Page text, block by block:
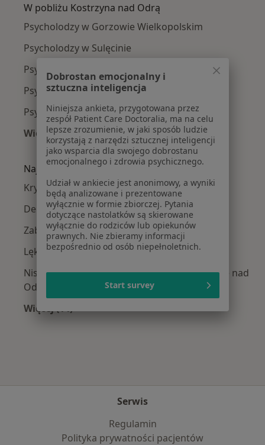
W pobliżu Kostrzyna nad Odrą
Psycholodzy w Gorzowie Wielkopolskim
Psycholodzy w Sulęcinie
Psycholodzy w Dębnie
Psycholodzy w Ośnie Lubuskiym
Psycholodzy w Rzepinie
Więcej (2)
Więcej w kategorii: W pobliżu Kostrzyna nad
Najczęście leczone choroby
Kryzys emocjonalny w Kostrzynie nad Odrą
Depresja w Kostrzynie nad Odrą
Zaburzenia lękowe w Kostrzynie nad Odrą
Lęki w Kostrzynie nad Odrą
Niskie poczucie własnej wartości w Kostrzynie nad
Odrą
Więcej (14)
Serwis
Regulamin
Polityka prywatności pacjentów
Dobrostan emocjonalny i
sztuczna inteligencja
Niniejsza ankieta, przygotowana przez
zespół Patient Care Doctoralia, ma na celu
lepsze zrozumienie, w jaki sposób ludzie
korzystają z narzędzi sztucznej inteligencji
jako wsparcia dla swojego dobrostanu
emocjonalnego i zdrowia psychicznego.
Udział w ankiecie jest anonimowy, a wyniki
będą analizowane i prezentowane
wyłącznie w formie zbiorczej. Pytania
dotyczące nastolatków są skierowane
wyłącznie do rodziców lub opiekunów
prawnych. Nie zbieramy informacji
bezpośrednio od osób niepełnoletnich.
Start survey